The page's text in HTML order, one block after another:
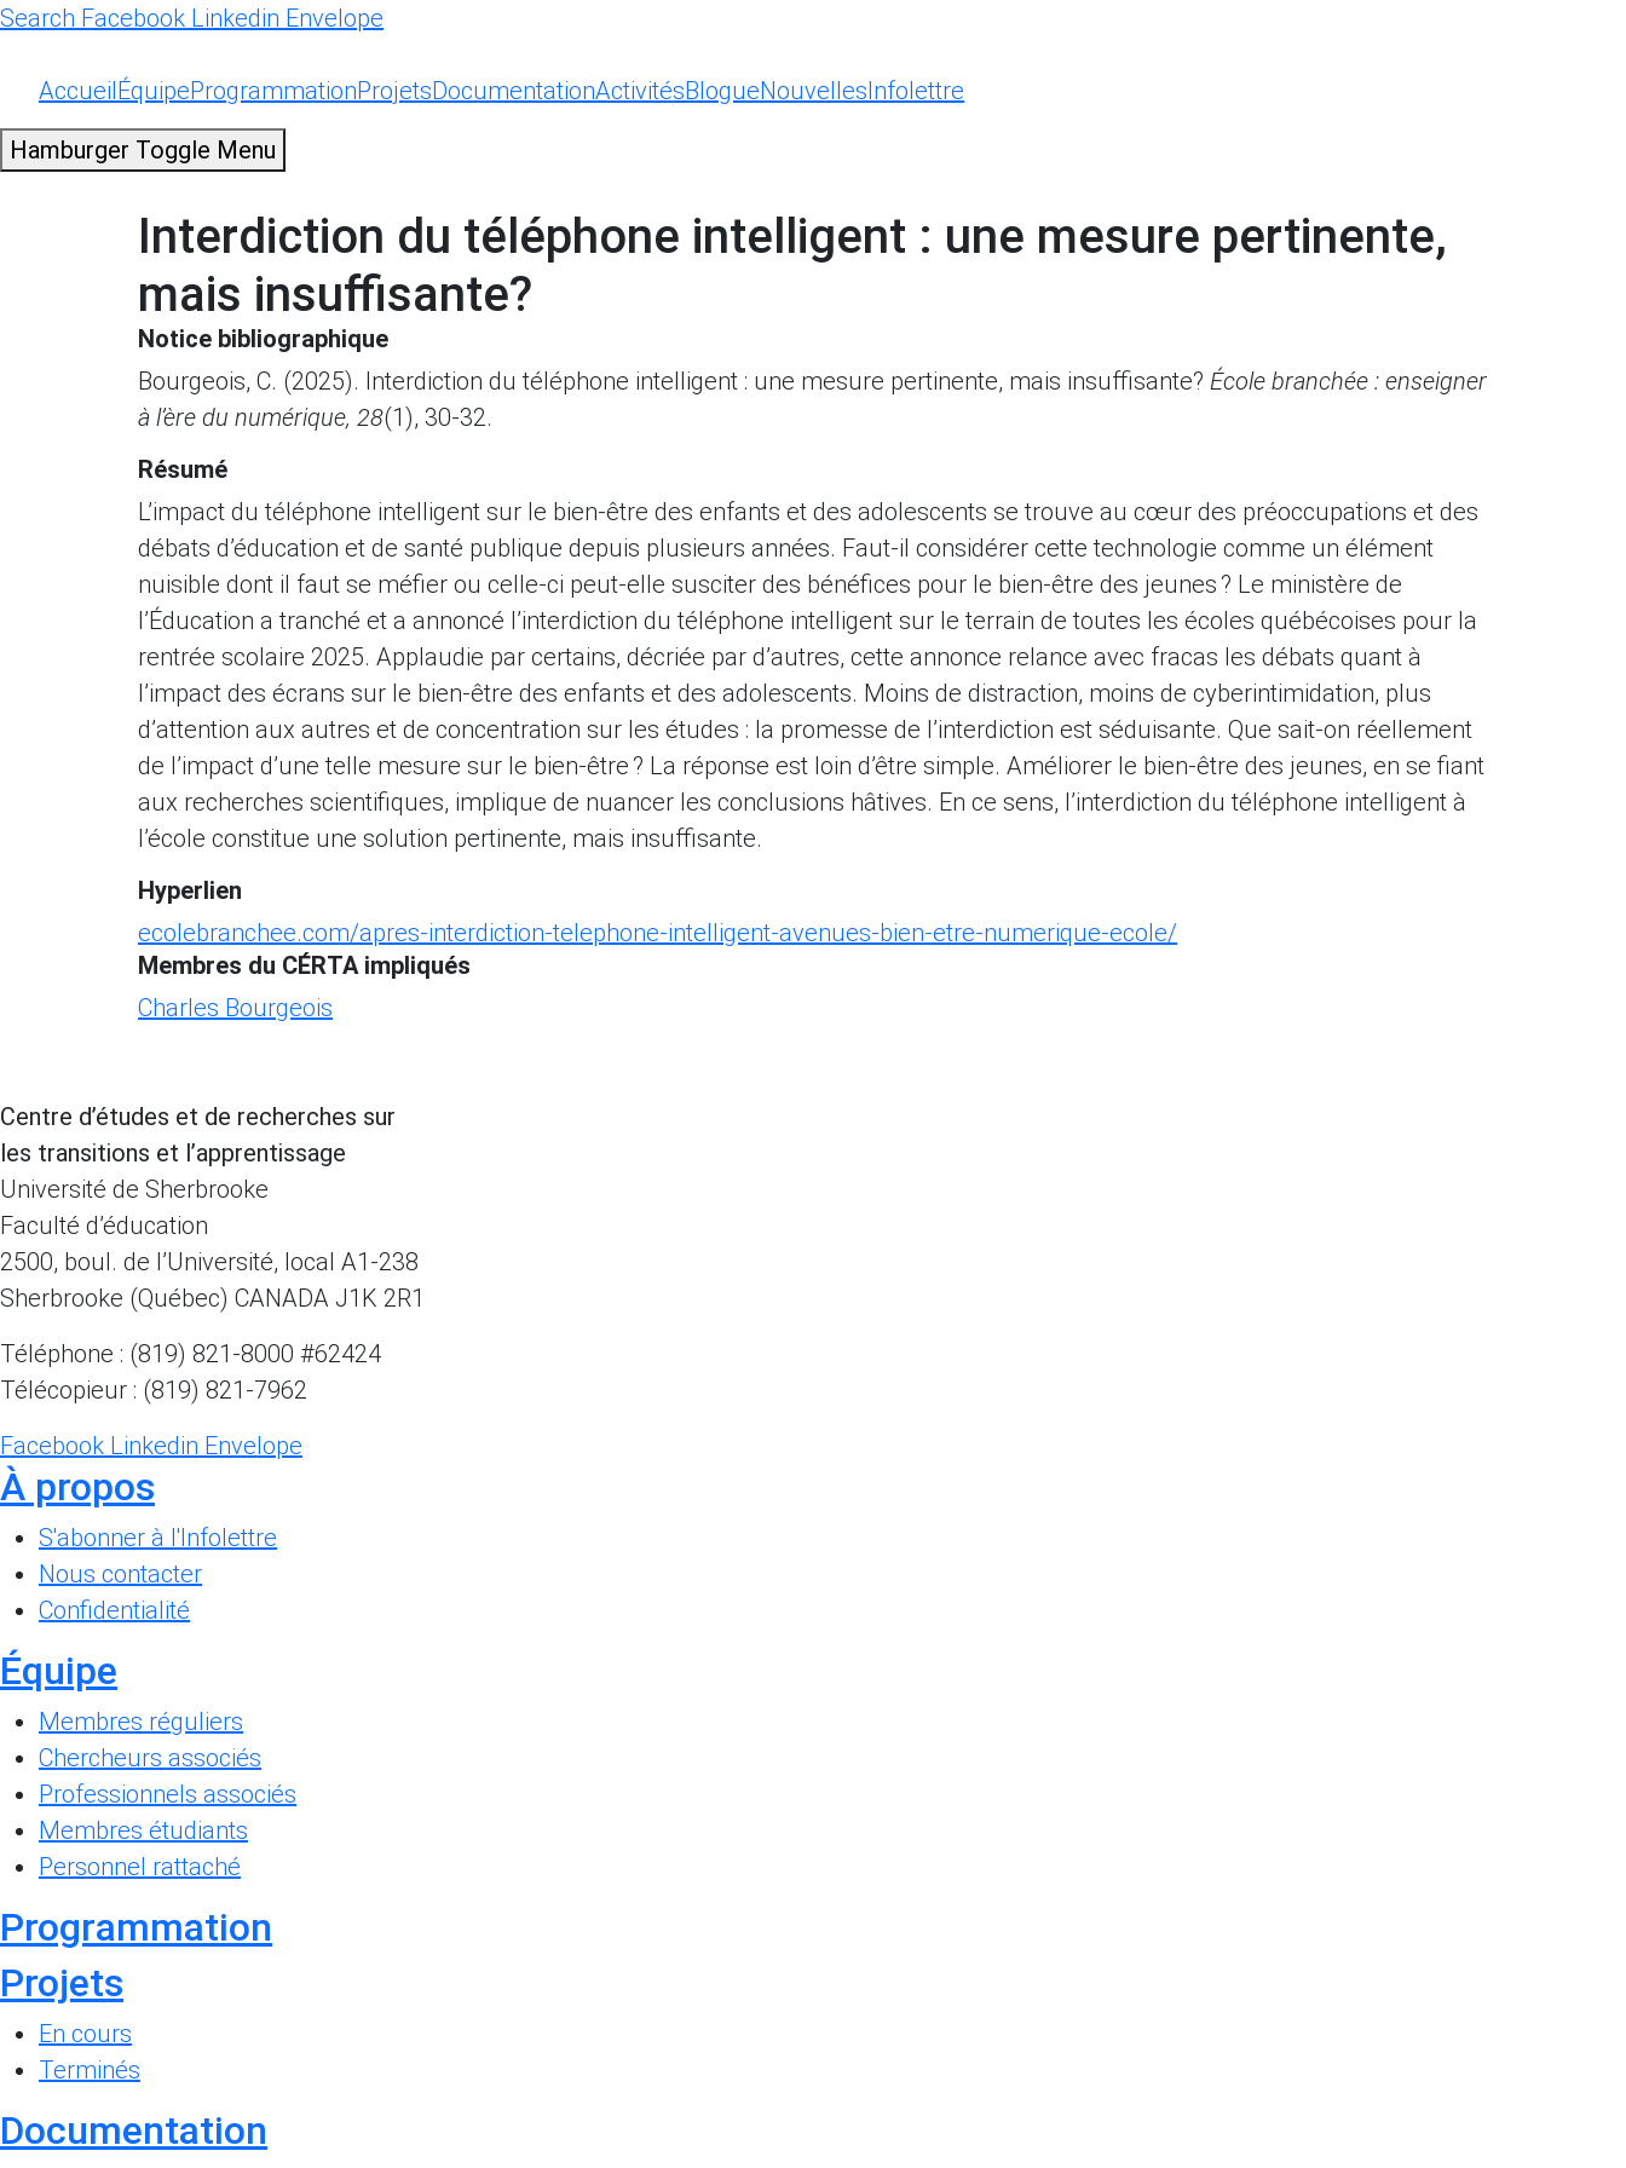
Search Facebook Linkedin Envelope
AccueilÉquipeProgrammationProjetsDocumentationActivitésBlogueNouvellesInfolettre
Hamburger Toggle Menu
Interdiction du téléphone intelligent : une mesure pertinente,
mais insuffisante?
Notice bibliographique
Bourgeois, C. (2025). Interdiction du téléphone intelligent : une mesure pertinente, mais insuffisante? École branchée : enseigner
à l’ère du numérique, 28(1), 30-32.
Résumé
L’impact du téléphone intelligent sur le bien-être des enfants et des adolescents se trouve au cœur des préoccupations et des
débats d’éducation et de santé publique depuis plusieurs années. Faut-il considérer cette technologie comme un élément
nuisible dont il faut se méfier ou celle-ci peut-elle susciter des bénéfices pour le bien-être des jeunes ? Le ministère de
l’Éducation a tranché et a annoncé l’interdiction du téléphone intelligent sur le terrain de toutes les écoles québécoises pour la
rentrée scolaire 2025. Applaudie par certains, décriée par d’autres, cette annonce relance avec fracas les débats quant à
l’impact des écrans sur le bien-être des enfants et des adolescents. Moins de distraction, moins de cyberintimidation, plus
d’attention aux autres et de concentration sur les études : la promesse de l’interdiction est séduisante. Que sait-on réellement
de l’impact d’une telle mesure sur le bien-être ? La réponse est loin d’être simple. Améliorer le bien-être des jeunes, en se fiant
aux recherches scientifiques, implique de nuancer les conclusions hâtives. En ce sens, l’interdiction du téléphone intelligent à
l’école constitue une solution pertinente, mais insuffisante.
Hyperlien
ecolebranchee.com/apres-interdiction-telephone-intelligent-avenues-bien-etre-numerique-ecole/
Membres du CÉRTA impliqués
Charles Bourgeois
Centre d’études et de recherches sur
les transitions et l’apprentissage
Université de Sherbrooke
Faculté d’éducation
2500, boul. de l’Université, local A1-238
Sherbrooke (Québec) CANADA J1K 2R1
Téléphone : (819) 821-8000 #62424
Télécopieur : (819) 821-7962
Facebook Linkedin Envelope
À propos
S'abonner à l'Infolettre
Nous contacter
Confidentialité
Équipe
Membres réguliers
Chercheurs associés
Professionnels associés
Membres étudiants
Personnel rattaché
Programmation
Projets
En cours
Terminés
Documentation